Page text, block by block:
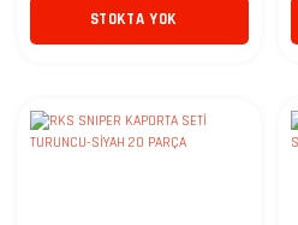
STOKTA YOK